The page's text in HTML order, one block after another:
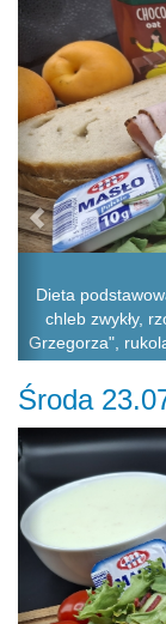
Dieta
chleb zwykły,
Grzegorza",
Środa
Previous